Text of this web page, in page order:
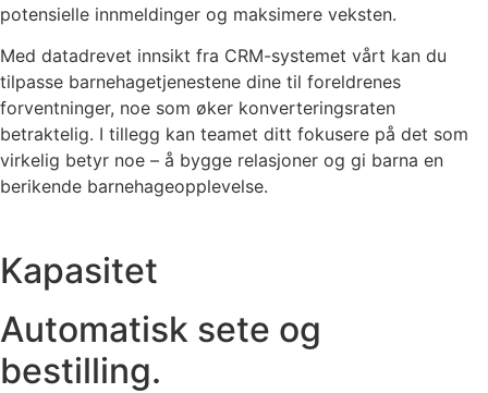
potensielle innmeldinger og maksimere veksten.
Med datadrevet innsikt fra CRM-systemet vårt kan du
tilpasse barnehagetjenestene dine til foreldrenes
forventninger, noe som øker konverteringsraten
betraktelig. I tillegg kan teamet ditt fokusere på det som
virkelig betyr noe – å bygge relasjoner og gi barna en
berikende barnehageopplevelse.
Kapasitet
Automatisk sete og
bestilling.